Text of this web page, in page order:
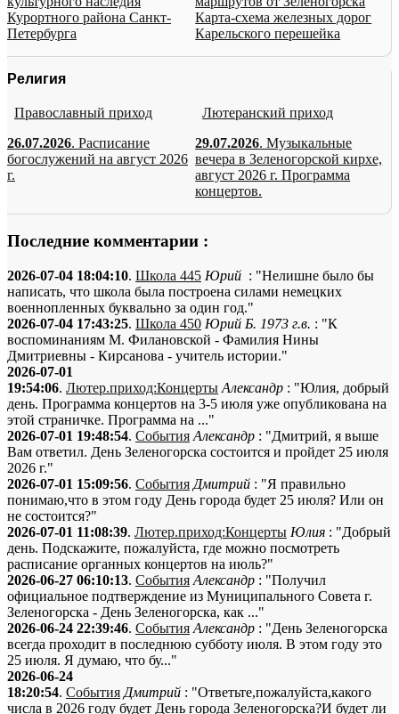
Курортного района Санкт-
Петербурга
Карта-схема железных дорог
Карельского перешейка
Религия
Православный приход
26.07.2026. Расписание
богослужений на август 2026
г.
Лютеранский приход
29.07.2026. Музыкальные
вечера в Зеленогорской кирхе,
август 2026 г. Программа
концертов.
Последние комментарии :
2026-07-04 18:04:10. Школа 445 Юрий : "Нелишне было бы
написать, что школа была построена силами немецких
военнопленных буквально за один год."
2026-07-04 17:43:25. Школа 450 Юрий Б. 1973 г.в. : "К
воспоминаниям М. Филановской - Фамилия Нины
Дмитриевны - Кирсанова - учитель истории."
2026-07-01
19:54:06. Лютер.приход:Концерты Александр : "Юлия, добрый
день. Программа концертов на 3-5 июля уже опубликована на
этой страничке. Программа на ..."
2026-07-01 19:48:54. События Александр : "Дмитрий, я выше
Вам ответил. День Зеленогорска состоится и пройдет 25 июля
2026 г."
2026-07-01 15:09:56. События Дмитрий : "Я правильно
понимаю,что в этом году День города будет 25 июля? Или он
не состоится?"
2026-07-01 11:08:39. Лютер.приход:Концерты Юлия : "Добрый
день. Подскажите, пожалуйста, где можно посмотреть
расписание органных концертов на июль?"
2026-06-27 06:10:13. События Александр : "Получил
официальное подтверждение из Муниципального Совета г.
Зеленогорска - День Зеленогорска, как ..."
2026-06-24 22:39:46. События Александр : "День Зеленогорска
всегда проходит в последнюю субботу июля. В этом году это
25 июля. Я думаю, что бу..."
2026-06-24
18:20:54. События Дмитрий : "Ответьте,пожалуйста,какого
числа в 2026 году будет День города Зеленогорска?И будет ли